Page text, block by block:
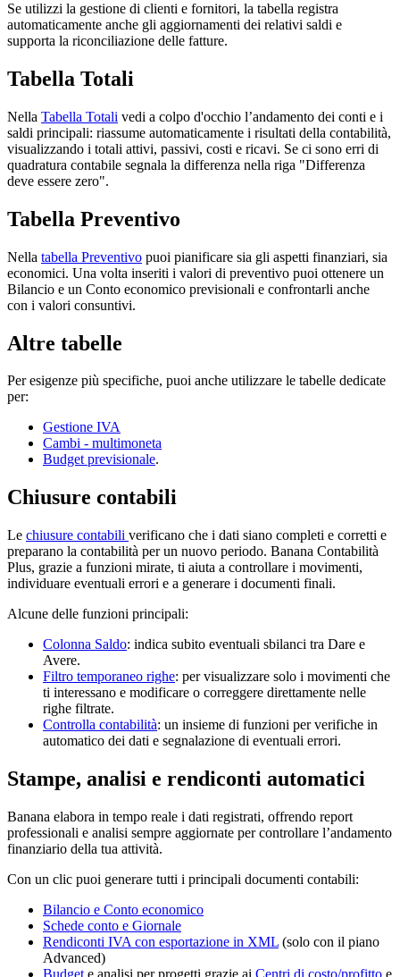
Se utilizzi la gestione di clienti e fornitori, la tabella registra
automaticamente anche gli aggiornamenti dei relativi saldi e
supporta la riconciliazione delle fatture.
Tabella Totali
Nella Tabella Totali vedi a colpo d'occhio l’andamento dei conti e i
saldi principali: riassume automaticamente i risultati della contabilità,
visualizzando i totali attivi, passivi, costi e ricavi. Se ci sono erri di
quadratura contabile segnala la differenza nella riga "Differenza
deve essere zero".
Tabella Preventivo
Nella tabella Preventivo puoi pianificare sia gli aspetti finanziari, sia
economici. Una volta inseriti i valori di preventivo puoi ottenere un
Bilancio e un Conto economico previsionali e confrontarli anche
con i valori consuntivi.
Altre tabelle
Per esigenze più specifiche, puoi anche utilizzare le tabelle dedicate
per:
Gestione IVA
Cambi - multimoneta
Budget previsionale.
Chiusure contabili
Le chiusure contabili verificano che i dati siano completi e corretti e
preparano la contabilità per un nuovo periodo. Banana Contabilità
Plus, grazie a funzioni mirate, ti aiuta a controllare i movimenti,
individuare eventuali errori e a generare i documenti finali.
Alcune delle funzioni principali:
Colonna Saldo: indica subito eventuali sbilanci tra Dare e
Avere.
Filtro temporaneo righe: per visualizzare solo i movimenti che
ti interessano e modificare o correggere direttamente nelle
righe filtrate.
Controlla contabilità: un insieme di funzioni per verifiche in
automatico dei dati e segnalazione di eventuali errori.
Stampe, analisi e rendiconti automatici
Banana elabora in tempo reale i dati registrati, offrendo report
professionali e analisi sempre aggiornate per controllare l’andamento
finanziario della tua attività.
Con un clic puoi generare tutti i principali documenti contabili:
Bilancio e Conto economico
Schede conto e Giornale
Rendiconti IVA con esportazione in XML (solo con il piano
Advanced)
Budget e analisi per progetti grazie ai Centri di costo/profitto e